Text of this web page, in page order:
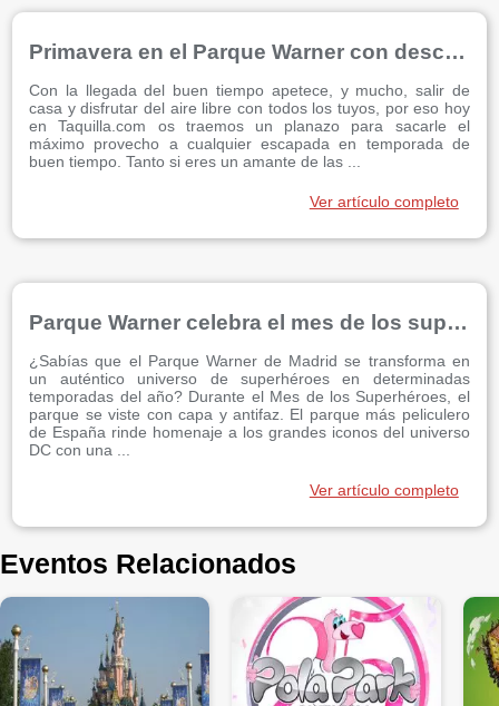
Primavera en el Parque Warner con descuentos
Con la llegada del buen tiempo apetece, y mucho, salir de
casa y disfrutar del aire libre con todos los tuyos, por eso hoy
en Taquilla.com os traemos un planazo para sacarle el
máximo provecho a cualquier escapada en temporada de
buen tiempo. Tanto si eres un amante de las ...
Ver artículo completo
Parque Warner celebra el mes de los superhéroes
¿Sabías que el Parque Warner de Madrid se transforma en
un auténtico universo de superhéroes en determinadas
temporadas del año? Durante el Mes de los Superhéroes, el
parque se viste con capa y antifaz. El parque más peliculero
de España rinde homenaje a los grandes iconos del universo
DC con una ...
Ver artículo completo
Eventos Relacionados